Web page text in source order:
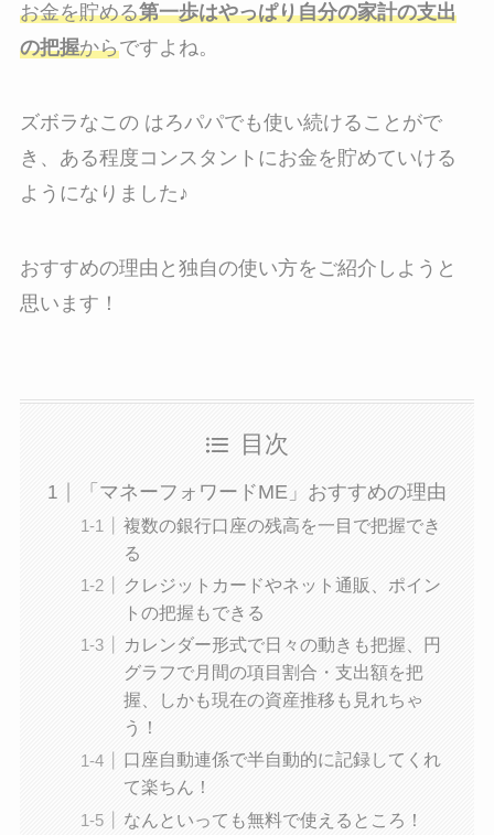
お金を貯める第一歩はやっぱり自分の家計の支出
の把握からですよね。
ズボラなこの はろパパでも使い続けることがで
き、ある程度コンスタントにお金を貯めていける
ようになりました♪
おすすめの理由と独自の使い方をご紹介しようと
思います！
目次
「マネーフォワードME」おすすめの理由
複数の銀行口座の残高を一目で把握でき
る
クレジットカードやネット通販、ポイン
トの把握もできる
カレンダー形式で日々の動きも把握、円
グラフで月間の項目割合・支出額を把
握、しかも現在の資産推移も見れちゃ
う！
口座自動連係で半自動的に記録してくれ
て楽ちん！
なんといっても無料で使えるところ！